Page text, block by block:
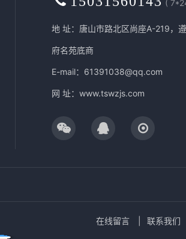
(
地 址：唐山市路北区尚座A-219，
府名苑底商
E-mail：61391038@qq.com
网 址：www.tswzjs.com
在线留言 联系我们